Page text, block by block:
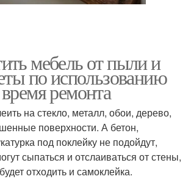
мебель от пыли и
по использованию
ремонта
на стекло, металл, обои, дерево,
поверхности. А бетон,
под поклейку не подойдут,
сыпаться и отслаиваться от стены,
отходить и самоклейка.